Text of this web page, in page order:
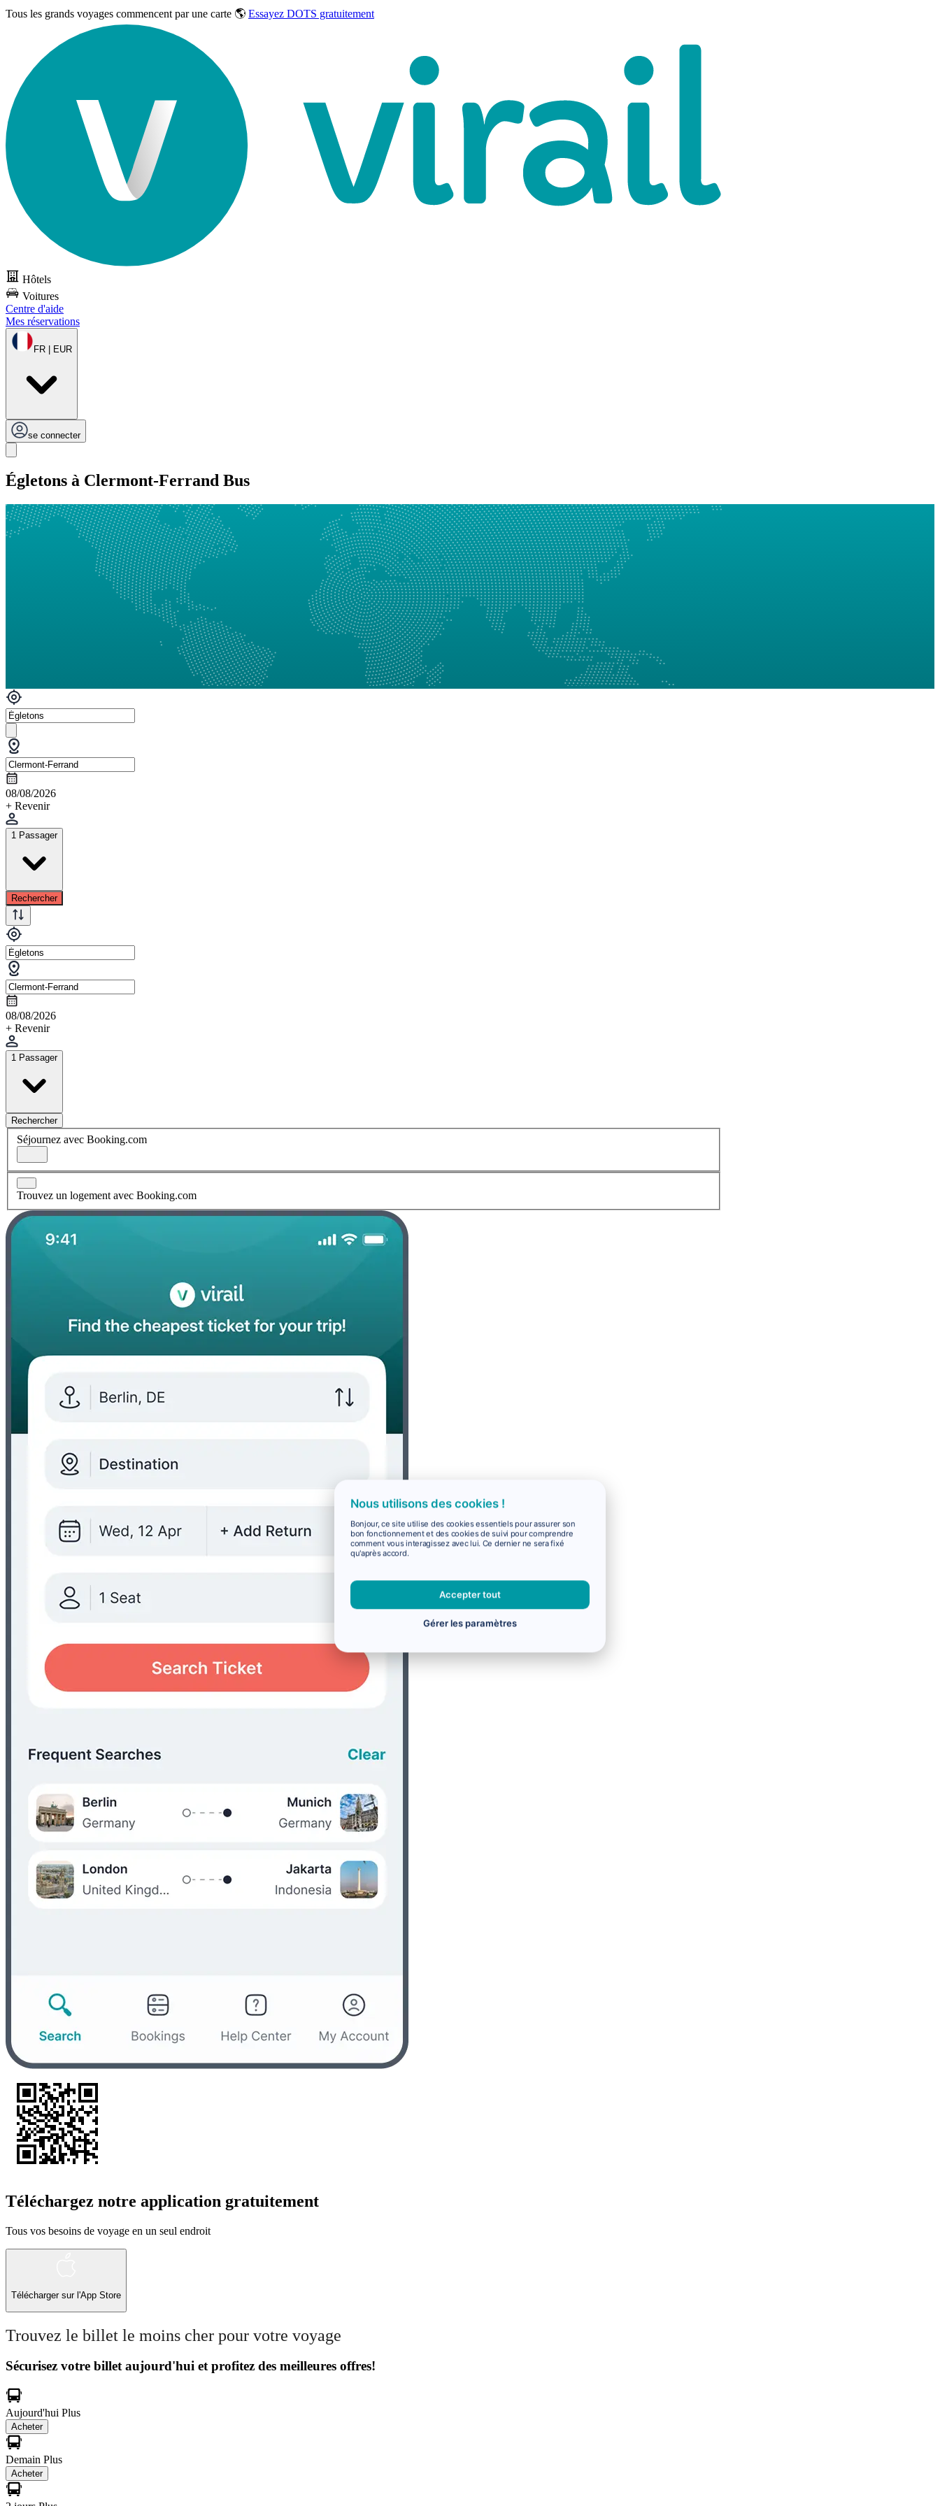
Tous les grands voyages commencent par une carte 🌎 Essayez DOTS gratuitement
Hôtels
Voitures
Centre d'aide
Mes réservations
FR | EUR
se connecter
Égletons à Clermont-Ferrand Bus
08/08/2026
+ Revenir
1 Passager
Rechercher
08/08/2026
+ Revenir
1 Passager
Rechercher
Séjournez avec Booking.com
Trouvez un logement avec Booking.com
Téléchargez notre application gratuitement
Tous vos besoins de voyage en un seul endroit
Télécharger sur l'App Store
Trouvez le billet le moins cher pour votre voyage
Sécurisez votre billet aujourd'hui et profitez des meilleures offres!
Aujourd'hui Plus
Acheter
Demain Plus
Acheter
Nous utilisons des cookies !
Bonjour, ce site utilise des cookies essentiels pour assurer son
bon fonctionnement et des cookies de suivi pour comprendre
comment vous interagissez avec lui. Ce dernier ne sera fixé
qu'après accord.
Accepter tout
Gérer les paramètres